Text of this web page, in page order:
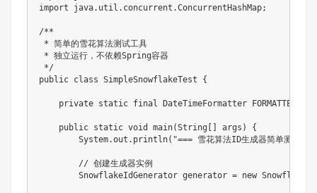
import java.util.concurrent.ConcurrentHashMap;
/**
* 简单的雪花算法测试工具
* 独立运行，不依赖Spring容器
*/
public class SimpleSnowflakeTest {
private static final DateTimeFormatter FORMATTER =
    public static void main(String[] args) {
System.out.println("=== 雪花算法ID生成器简单测试
        // 创建生成器实例
SnowflakeIdGenerator generator = new